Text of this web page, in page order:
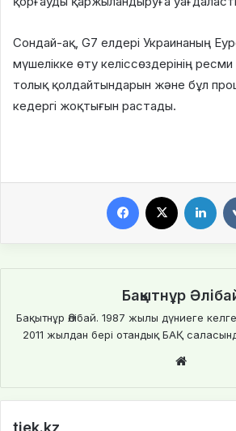
Сондай-ақ, G7 елдері Украинаның
мүшелікке өту келіссөздерінің
толық қолдайтындарын және бұл
кедергі жоқтығын растады.
Бақытнұр
Бақытнұр Әлібай. 1987 жылы дүниеге
2011 жылдан бері отандық БАҚ
te
tiek.kz